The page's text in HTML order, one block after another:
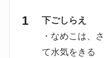
下ごしらえ
・なめこは、
て水気をきる